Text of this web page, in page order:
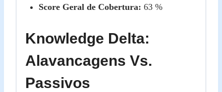
Score Geral de Cobertura: 63 %
Knowledge Delta:
Alavancagens Vs.
Passivos